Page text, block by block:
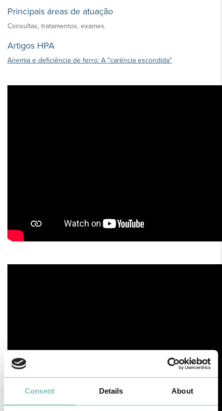
Consent Details About
Principais áreas de atuação
Consultas, tratamentos, exames.
Artigos HPA
Anemia e deficiência de ferro: A "carência escondida"